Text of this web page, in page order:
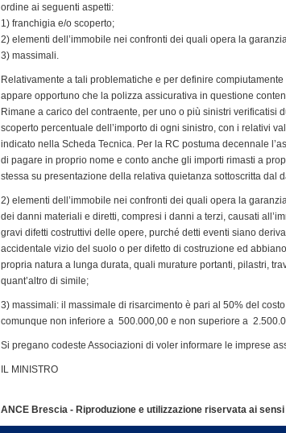
ordine ai seguenti aspetti:
1) franchigia e/o scoperto;
2) elementi dell’immobile nei confronti dei quali opera la
3) massimali.
Relativamente a tali problematiche e per definire
appare opportuno che la polizza assicurativa in questione
Rimane a carico del contraente, per uno o più sinistri
scoperto percentuale dell’importo di ogni sinistro, con i relativi
indicato nella Scheda Tecnica. Per la RC postuma decennale
di pagare in proprio nome e conto anche gli importi rimasti a
stessa su presentazione della relativa quietanza sottoscritta dal
2) elementi dell’immobile nei confronti dei quali opera la
dei danni materiali e diretti, compresi i danni a terzi, causati
gravi difetti costruttivi delle opere, purché detti eventi siano
accidentale vizio del suolo o per difetto di costruzione ed
propria natura a lunga durata, quali murature portanti, pilastri,
quant’altro di simile;
3) massimali: il massimale di risarcimento è pari al 50% del
comunque non inferiore a  500.000,00 e non superiore a 
Si pregano codeste Associazioni di voler informare le imprese
IL MINISTRO
ANCE Brescia - Riproduzione e utilizzazione riservata ai sensi